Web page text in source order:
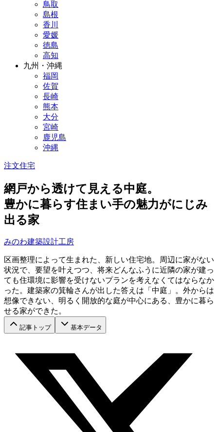
鳥取
島根
香川
愛媛
徳島
高知
九州・沖縄
福岡
佐賀
長崎
熊本
大分
宮崎
鹿児島
沖縄
注文住宅
網戸から透けて見える中庭。
豊かに暮らす住まい手の魅力がにじみ
出る家
みのわ建築設計工房
区画整理によって生まれた、新しい住宅地。周辺に家がない
状況で、要望を叶えつつ、将来どんなふうに近隣の家が建っ
ても住環境に影響を受けないプランを考えなくてはならなか
った。建築家の箕輪さんが出した答えは「中庭」。外からは
想像できない、明るく開放的な庭が中心にある、豊かに暮ら
せる家ができた。
記事トップ 基本データ